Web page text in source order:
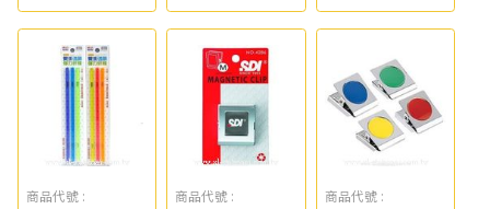
商品代號 :
商品代號 :
商品代號 :